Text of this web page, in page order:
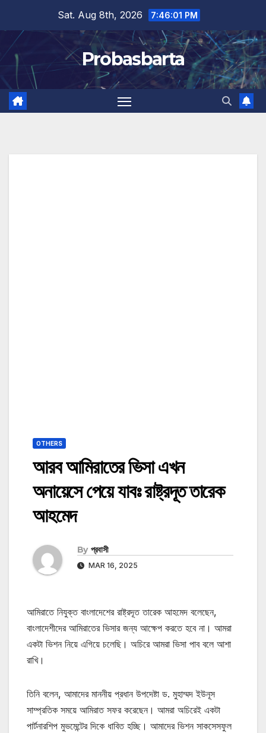
content
Sat. Aug 8th, 2026 7:46:01 PM
Probasbarta
OTHERS
আরব আমিরাতের ভিসা এখন
অনায়েসে পেয়ে যাবঃ রাষ্ট্রদূত তারেক
আহমেদ
By প্রবাসী
MAR 16, 2025
আমিরাতে নিযুক্ত বাংলাদেশের রাষ্ট্রদূত তারেক আহমেদ বলেছেন,
বাংলাদেশীদের আমিরাতের ভিসার জন্য আক্ষেপ করতে হবে না। আমরা
একটা ভিশন নিয়ে এগিয়ে চলেছি। অচিরে আমরা ভিসা পাব বলে আশা
রাখি।
তিনি বলেন, আমাদের মাননীয় প্রধান উপদেষ্টা ড. মুহাম্মদ ইউনূস
সাম্প্রতিক সময়ে আমিরাত সফর করেছেন। আমরা অচিরেই একটা
পার্টনারশিপ মুভমেন্টের দিকে ধাবিত হচ্ছি। আমাদের ভিশন সাকসেসফুল